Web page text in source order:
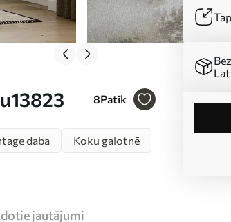
8Patīk
daba
Koku galotnē
jautājumi